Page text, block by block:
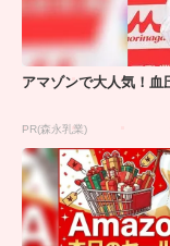
アマゾンで大人気！血
PR(森永乳業)